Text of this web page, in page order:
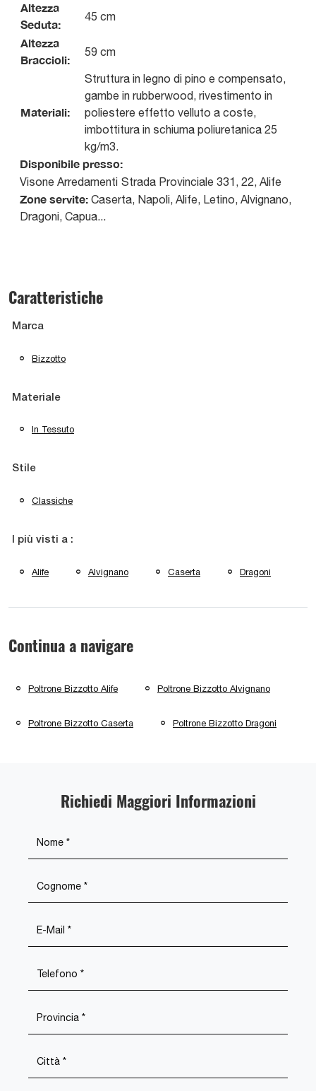
Altezza
Seduta:
45 cm
Altezza
Braccioli:
59 cm
Materiali:
Struttura in legno di pino e compensato,
gambe in rubberwood, rivestimento in
poliestere effetto velluto a coste,
imbottitura in schiuma poliuretanica 25
kg/m3.
Disponibile presso:
Visone Arredamenti Strada Provinciale 331, 22, Alife
Zone servite: Caserta, Napoli, Alife, Letino, Alvignano,
Dragoni, Capua...
Caratteristiche
Marca
Bizzotto
Materiale
In Tessuto
Stile
Classiche
I più visti a :
Alife Alvignano Caserta Dragoni
Continua a navigare
Poltrone Bizzotto Alife Poltrone Bizzotto Alvignano
Poltrone Bizzotto Caserta Poltrone Bizzotto Dragoni
Richiedi Maggiori Informazioni